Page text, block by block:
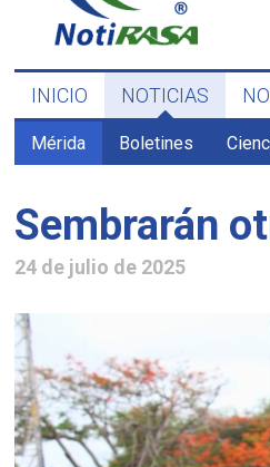
INICIO NOTICIAS
Mérida Boletines
Sembrarán
24 de julio de 2025